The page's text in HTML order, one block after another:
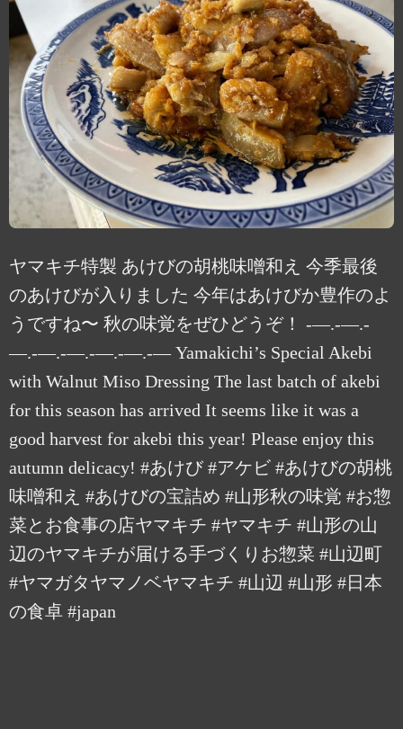
ヤマキチ特製 あけびの胡桃味噌和え 今季最後
のあけびが入りました 今年はあけびか豊作のよ
うですね〜 秋の味覚をぜひどうぞ！ -—.-—.-
—.-—.-—.-—.-—.-— Yamakichi’s Special Akebi
with Walnut Miso Dressing The last batch of akebi
for this season has arrived It seems like it was a
good harvest for akebi this year! Please enjoy this
autumn delicacy! #あけび #アケビ #あけびの胡桃
味噌和え #あけびの宝詰め #山形秋の味覚 #お惣
菜とお食事の店ヤマキチ #ヤマキチ #山形の山
辺のヤマキチが届ける手づくりお惣菜 #山辺町
#ヤマガタヤマノベヤマキチ #山辺 #山形 #日本
の食卓 #japan